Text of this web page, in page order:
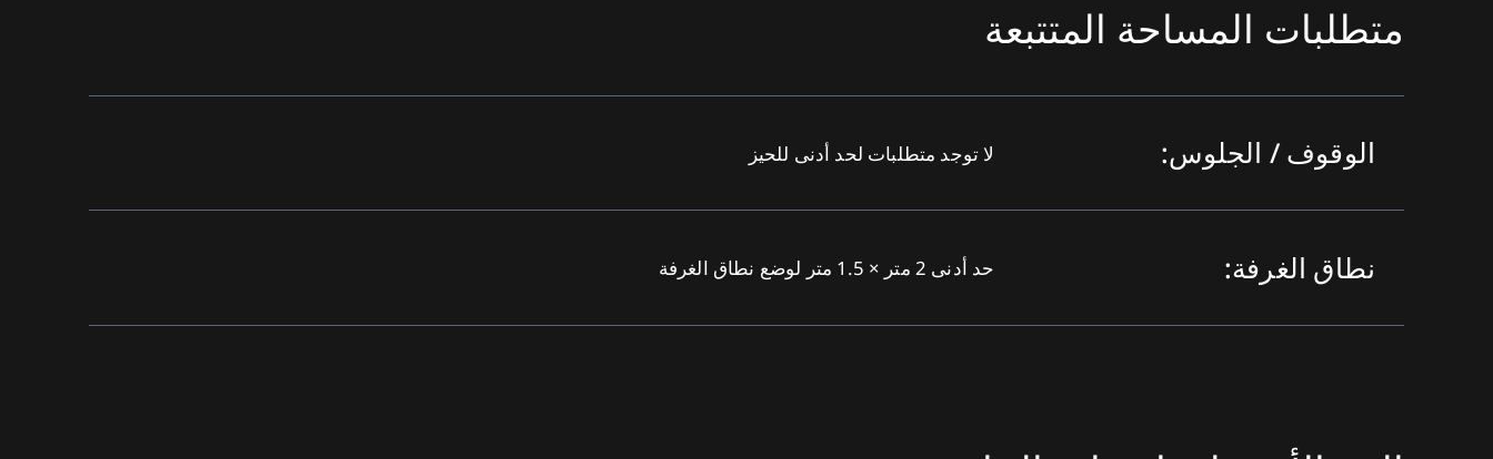
متطلبات المساحة المتتبعة
الوقوف / الجلوس: لا توجد متطلبات لحد أدنى للحيز
نطاق الغرفة: حد أدنى 2 متر × 1.5 متر لوضع نطاق الغرفة